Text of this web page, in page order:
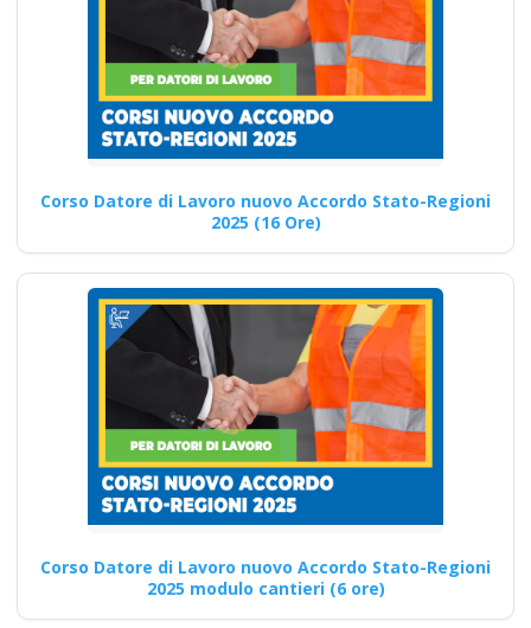
aggiornamento D.Lgs. 81/08:
analisi dei nuovi approcci
alla…
Continua
Medicina del lavoro
a Brindisi - Quartiere
Centro Storico
Corsi Online D.Lgs. 81/2008:
Formazione Virtuale
Approfondimento sulla
gestione del cambio per…
Continua
Corso Datore di Lavoro nuovo Accordo Stato-Regioni
2025 (16 Ore)
Corso Datore di Lavoro nuovo Accordo Stato-Regioni
2025 modulo cantieri (6 ore)